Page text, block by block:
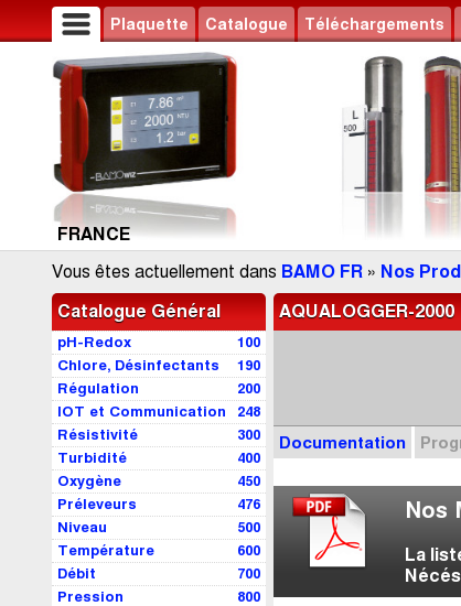
Plaquette Catalogue Téléchargements
FRANCE
Vous êtes actuellement dans BAMO FR » Nos
Catalogue Général
100
pH-Redox
190
Chlore, Désinfectants
200
Régulation
248
IOT et Communication
300
Résistivité
400
Turbidité
450
Oxygène
476
Préleveurs
500
Niveau
600
Température
700
Débit
800
Pression
AQUALOGGER-2000
Documentation
Nos
La